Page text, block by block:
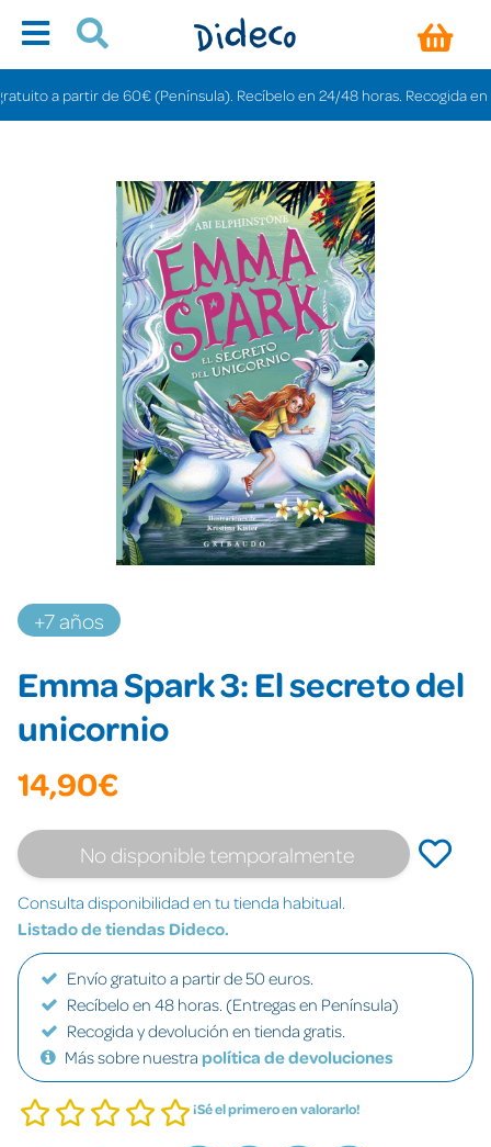
a partir de 60€ (Península). Recíbelo en 24/48 horas. Recogida en
+7 años
Emma Spark 3: El secreto del
unicornio
14,90€
No disponible temporalmente
Consulta disponibilidad en tu tienda habitual.
Listado de tiendas Dideco.
Envío gratuito a partir de 50 euros.
Recíbelo en 48 horas. (Entregas en Península)
Recogida y devolución en tienda gratis.
Más sobre nuestra política de devoluciones
¡Sé el primero en valorarlo!